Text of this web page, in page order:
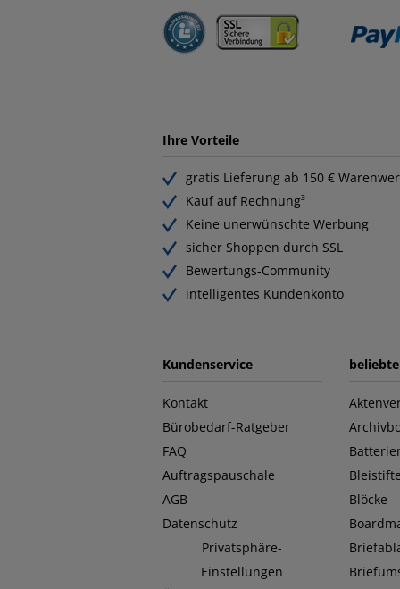
Ihre Vorteile
gratis Lieferung ab 150 €
Kauf auf Rechnung³
Keine unerwünschte Werbung
sicher Shoppen durch SSL
Bewertungs-Community
intelligentes Kundenkonto
Kundenservice
Kontakt
Bürobedarf-Ratgeber
FAQ
Auftragspauschale
AGB
Datenschutz
Privatsphäre-
Einstellungen
Bleistifte
Blöcke